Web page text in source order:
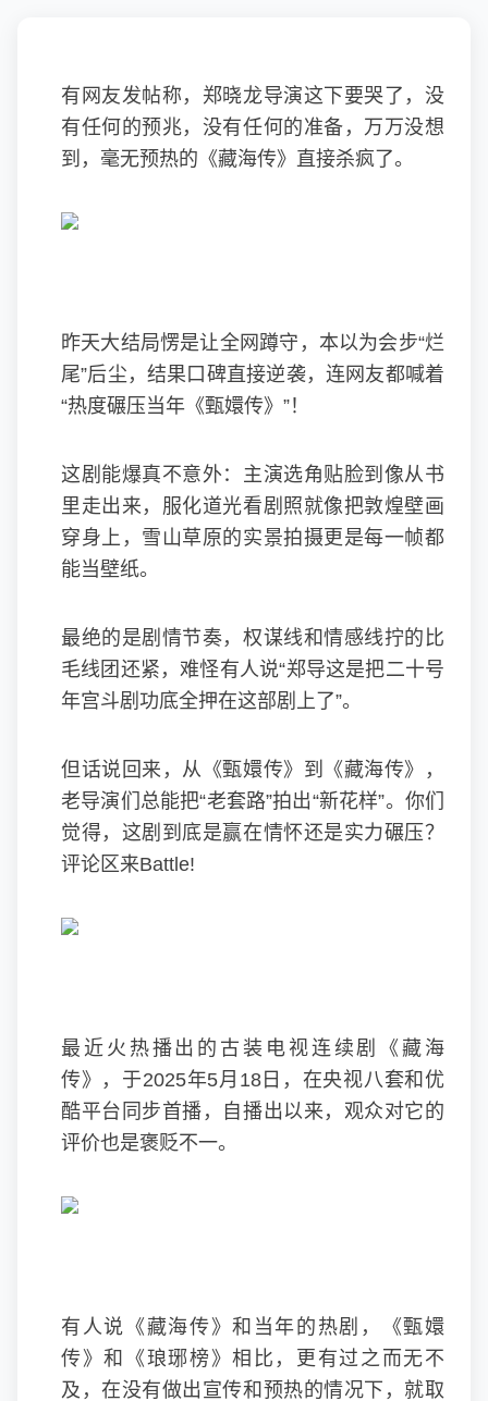
有网友发帖称，郑晓龙导演这下要哭了，没
有任何的预兆，没有任何的准备，万万没想
到，毫无预热的《藏海传》直接杀疯了。
昨天大结局愣是让全网蹲守，本以为会步“烂
尾”后尘，结果口碑直接逆袭，连网友都喊着
“热度碾压当年《甄嬛传》”！
这剧能爆真不意外：主演选角贴脸到像从书
里走出来，服化道光看剧照就像把敦煌壁画
穿身上，雪山草原的实景拍摄更是每一帧都
能当壁纸。
最绝的是剧情节奏，权谋线和情感线拧的比
毛线团还紧，难怪有人说“郑导这是把二十号
年宫斗剧功底全押在这部剧上了”。
但话说回来，从《甄嬛传》到《藏海传》，
老导演们总能把“老套路”拍出“新花样”。你们
觉得，这剧到底是赢在情怀还是实力碾压？
评论区来Battle!
最近火热播出的古装电视连续剧《藏海
传》，于2025年5月18日，在央视八套和优
酷平台同步首播，自播出以来，观众对它的
评价也是褒贬不一。
有人说《藏海传》和当年的热剧，《甄嬛
传》和《琅琊榜》相比，更有过之而无不
及，在没有做出宣传和预热的情况下，就取